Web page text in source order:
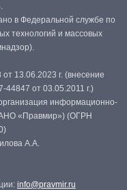
в Федеральной службе по
технологий и массовых
13.06.2023 г. (внесение
от 03.05.2011 г.)
информационно-
«Правмир») (ОГРН
А.А.
info@pravmir.ru